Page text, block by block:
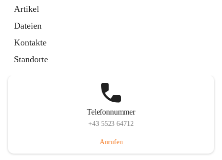
Artikel
Dateien
Kontakte
Standorte
Telefonnummer
+43 5523 64712
Anrufen